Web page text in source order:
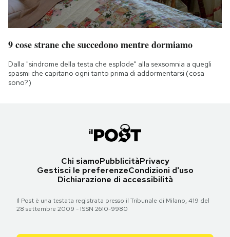
9 cose strane che succedono mentre dormiamo
Dalla "sindrome della testa che esplode" alla sexsomnia a quegli
spasmi che capitano ogni tanto prima di addormentarsi (cosa
sono?)
Chi siamoPubblicitàPrivacy
Gestisci le preferenzeCondizioni d'uso
Dichiarazione di accessibilità
Il Post è una testata registrata presso il Tribunale di Milano, 419 del
28 settembre 2009 - ISSN 2610-9980